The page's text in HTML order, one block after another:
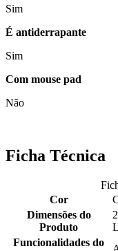
Sim
É antiderrapante
Sim
Com mouse pad
Não
Ficha Técnica
Cor
Dimensões do
Produto
Funcionalidades do